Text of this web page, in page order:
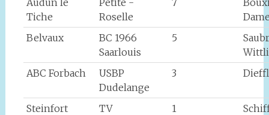
Audun le
Tiche
Petite -
Roselle
7
Belvaux
BC 1966
Saarlouis
5
ABC Forbach
USBP
Dudelange
3
Steinfort
TV
1